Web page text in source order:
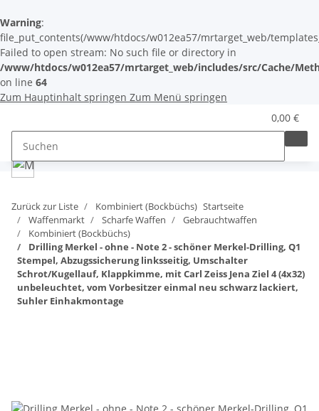
Warning:
file_put_contents(/www/htdocs/w012ea57/mrtarget_web/
Failed to open stream: No such file or directory in
/www/htdocs/w012ea57/mrtarget_web/includes/src/Cache/
on line 64
Zum Hauptinhalt springen Zum Menü springen
0,00 €
Zurück zur Liste Kombiniert (Bockbüchs) Startseite
Waffenmarkt
Scharfe Waffen
Gebrauchtwaffen
Kombiniert (Bockbüchs)
Drilling Merkel - ohne - Note 2 - schöner Merkel-Drilling, Q1
Stempel, Abzugssicherung linksseitig, Umschalter
Schrot/Kugellauf, Klappkimme, mit Carl Zeiss Jena Ziel 4 (4x32)
unbeleuchtet, vom Vorbesitzer einmal neu schwarz lackiert,
Suhler Einhakmontage